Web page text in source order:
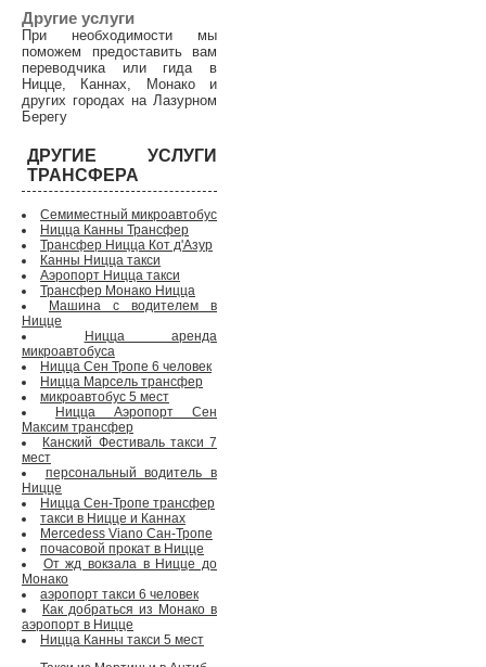
Другие услуги
При необходимости мы
поможем предоставить вам
переводчика или гида в
Ницце, Каннах, Монако и
других городах на Лазурном
Берегу
ДРУГИЕ УСЛУГИ
ТРАНСФЕРА
Семиместный микроавтобус
Ницца Канны Трансфер
Трансфер Ницца Кот д'Азур
Канны Ницца такси
Аэропорт Ницца такси
Трансфер Монако Ницца
Машина с водителем в
Ницце
Ницца аренда
микроавтобуса
Ницца Сен Тропе 6 человек
Ницца Марсель трансфер
микроавтобус 5 мест
Ницца Аэропорт Сен
Максим трансфер
Канский Фестиваль такси 7
мест
персональный водитель в
Ницце
Ницца Сен-Тропе трансфер
такси в Ницце и Каннах
Mercedess Viano Сан-Тропе
почасовой прокат в Ницце
От жд вокзала в Ницце до
Монако
аэропорт такси 6 человек
Как добраться из Монако в
аэропорт в Ницце
Ницца Канны такси 5 мест